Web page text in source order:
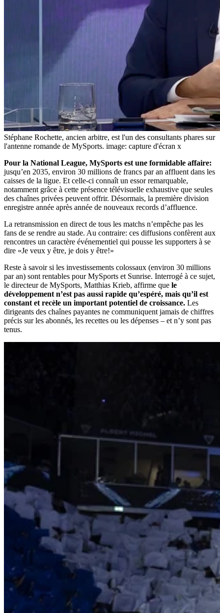
Stéphane Rochette, ancien arbitre, est l'un des consultants phares sur
l'antenne romande de MySports. image: capture d'écran x
Pour la National League, MySports est une formidable affaire:
jusqu’en 2035, environ 30 millions de francs par an affluent dans les
caisses de la ligue. Et celle-ci connaît un essor remarquable,
notamment grâce à cette présence télévisuelle exhaustive que seules
des chaînes privées peuvent offrir. Désormais, la première division
enregistre année après année de nouveaux records d’affluence.
La retransmission en direct de tous les matchs n’empêche pas les
fans de se rendre au stade. Au contraire: ces diffusions confèrent aux
rencontres un caractère événementiel qui pousse les supporters à se
dire «Je veux y être, je dois y être!»
Reste à savoir si les investissements colossaux (environ 30 millions
par an) sont rentables pour MySports et Sunrise. Interrogé à ce sujet,
le directeur de MySports, Matthias Krieb, affirme que le
développement n’est pas aussi rapide qu’espéré, mais qu’il est
constant et recèle un important potentiel de croissance. Les
dirigeants des chaînes payantes ne communiquent jamais de chiffres
précis sur les abonnés, les recettes ou les dépenses – et n’y sont pas
tenus.